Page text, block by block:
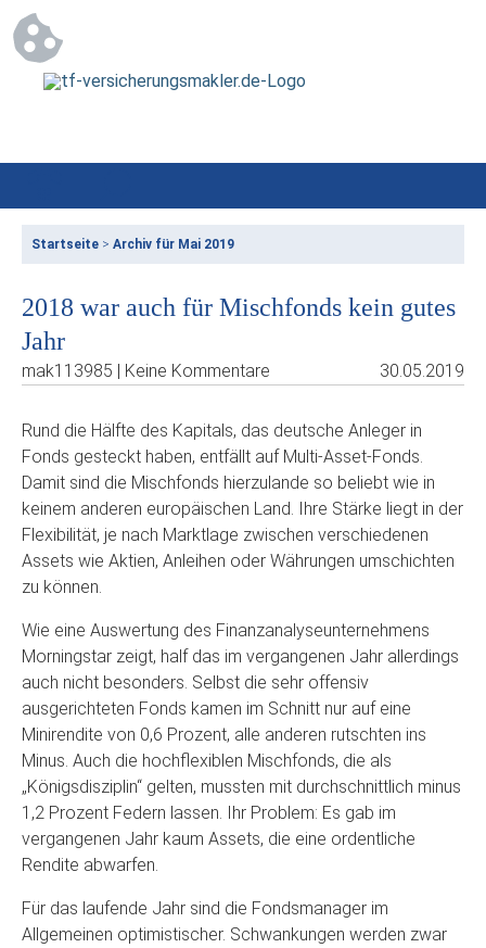
Startseite > Archiv für Mai 2019
2018 war auch für Mischfonds kein gutes
Jahr
mak113985 | Keine Kommentare 30.05.2019
Rund die Hälfte des Kapitals, das deutsche Anleger in
Fonds gesteckt haben, entfällt auf Multi-Asset-Fonds.
Damit sind die Mischfonds hierzulande so beliebt wie in
keinem anderen europäischen Land. Ihre Stärke liegt in der
Flexibilität, je nach Marktlage zwischen verschiedenen
Assets wie Aktien, Anleihen oder Währungen umschichten
zu können.
Wie eine Auswertung des Finanzanalyseunternehmens
Morningstar zeigt, half das im vergangenen Jahr allerdings
auch nicht besonders. Selbst die sehr offensiv
ausgerichteten Fonds kamen im Schnitt nur auf eine
Minirendite von 0,6 Prozent, alle anderen rutschten ins
Minus. Auch die hochflexiblen Mischfonds, die als
„Königsdisziplin“ gelten, mussten mit durchschnittlich minus
1,2 Prozent Federn lassen. Ihr Problem: Es gab im
vergangenen Jahr kaum Assets, die eine ordentliche
Rendite abwarfen.
Für das laufende Jahr sind die Fondsmanager im
Allgemeinen optimistischer. Schwankungen werden zwar